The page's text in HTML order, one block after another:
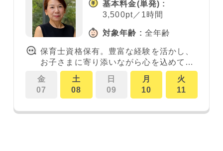
基本料金(単発) :
3,500pt／1時間
対象年齢 : 全年齢
保育士資格保有。豊富な経験を活かし、
お子さまに寄り添いながら心を込めてサ
ポートいたします。
金
07
土
08
日
09
月
10
火
11